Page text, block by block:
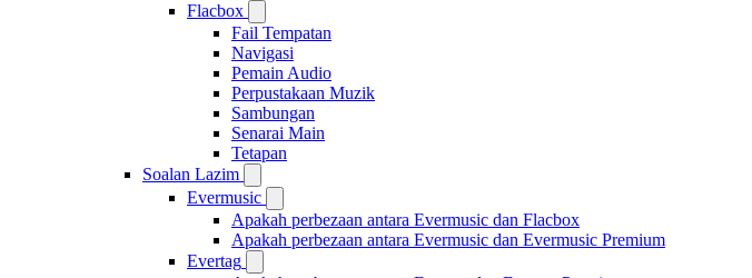
Flacbox
Fail Tempatan
Navigasi
Pemain Audio
Perpustakaan Muzik
Sambungan
Senarai Main
Tetapan
Soalan Lazim
Evermusic
Apakah perbezaan antara Evermusic dan Flacbox
Apakah perbezaan antara Evermusic dan Evermusic Premium
Evertag